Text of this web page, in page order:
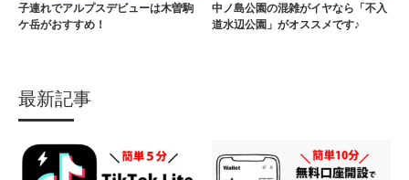
子連れでアルプスデビューは木曽駒
ケ岳がおすすめ！
中ノ島公園の混雑がイヤなら「不入
道水辺公園」がオススメです♪
最新記事